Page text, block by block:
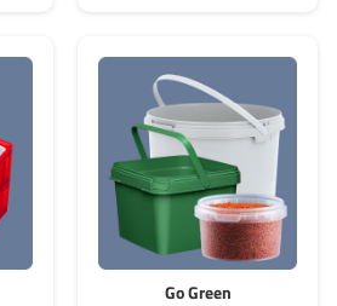
Go Green